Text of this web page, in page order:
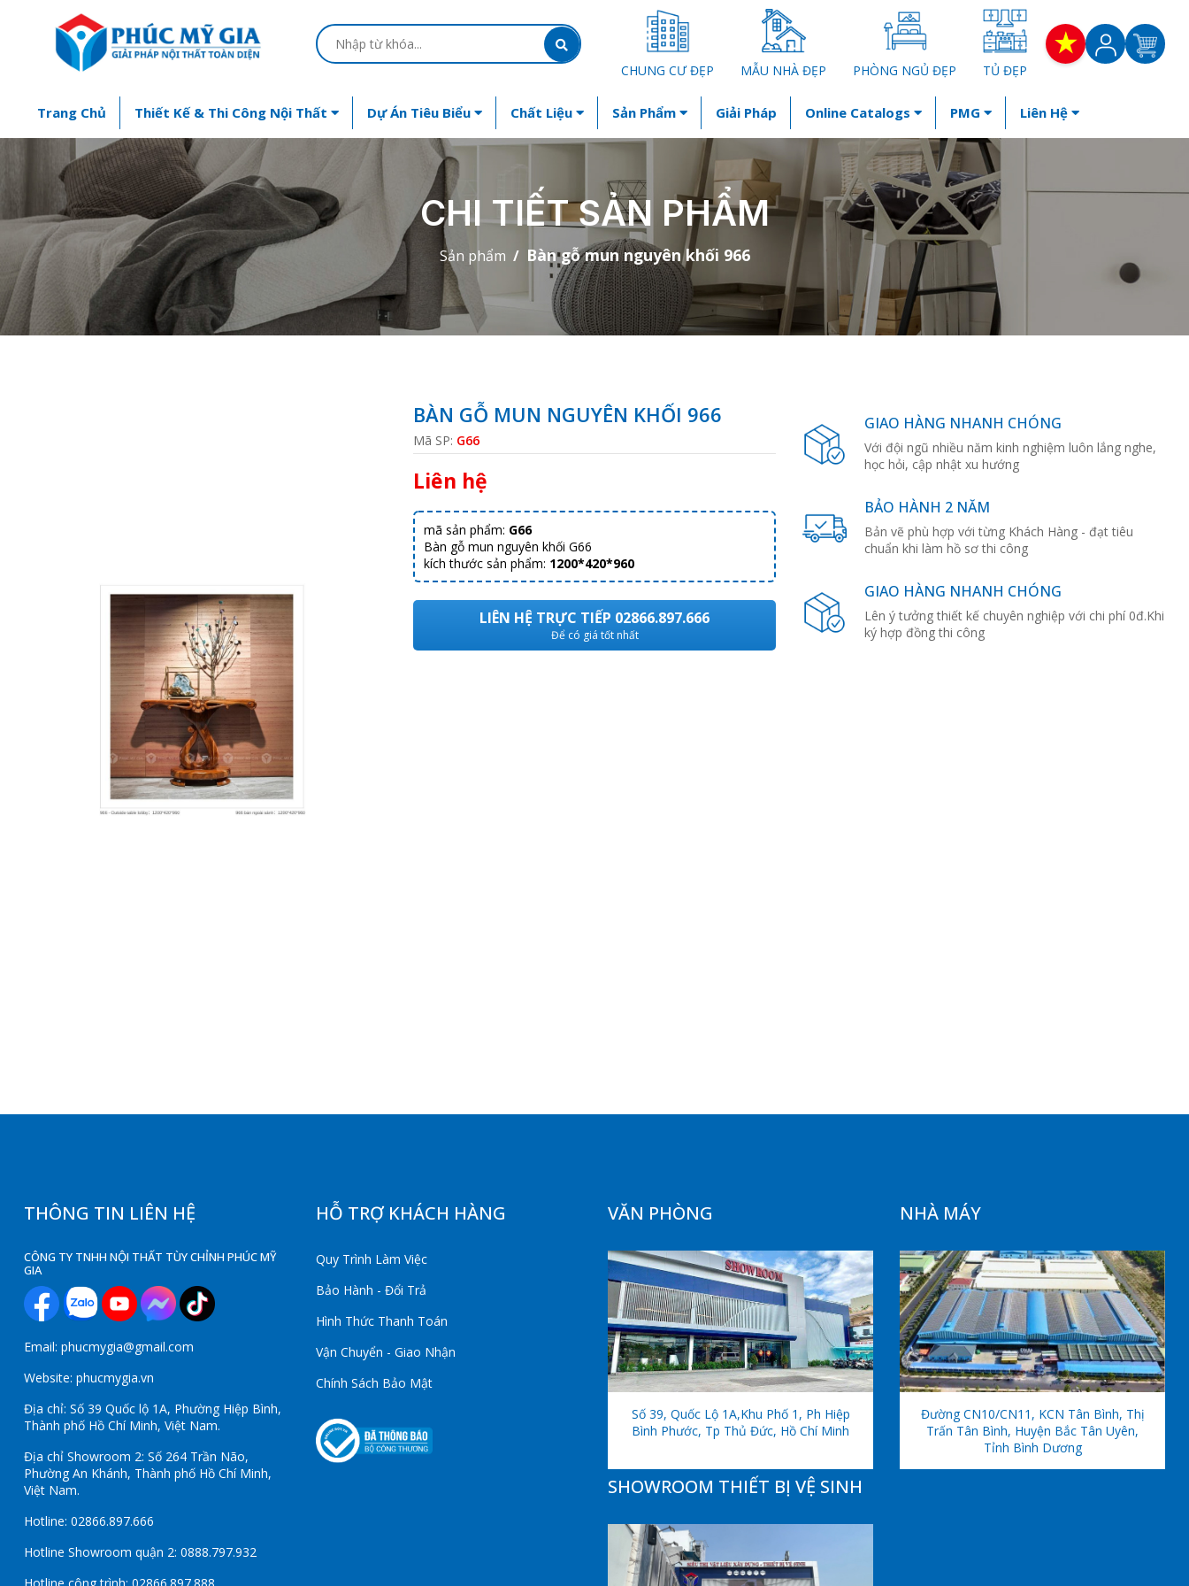
CHUNG CƯ ĐẸP MẪU NHÀ ĐẸP PHÒNG NGỦ ĐẸP TỦ ĐẸP
Trang Chủ Thiết Kế & Thi Công Nội Thất Dự Án Tiêu Biểu Chất Liệu Sản Phẩm Giải Pháp Online Catalogs PMG Liên Hệ
CHI TIẾT SẢN PHẨM
Sản phẩm Bàn gỗ mun nguyên khối 966
BÀN GỖ MUN NGUYÊN KHỐI 966
Mã SP: G66
Liên hệ
mã sản phẩm: G66
Bàn gỗ mun nguyên khối G66
kích thước sản phẩm: 1200*420*960
LIÊN HỆ TRỰC TIẾP 02866.897.666
Để có giá tốt nhất
GIAO HÀNG NHANH CHÓNG
Với đội ngũ nhiều năm kinh nghiệm luôn lắng nghe,
học hỏi, cập nhật xu hướng
BẢO HÀNH 2 NĂM
Bản vẽ phù hợp với từng Khách Hàng - đạt tiêu
chuẩn khi làm hồ sơ thi công
GIAO HÀNG NHANH CHÓNG
Lên ý tưởng thiết kế chuyên nghiệp với chi phí 0đ.Khi
ký hợp đồng thi công
THÔNG TIN LIÊN HỆ
CÔNG TY TNHH NỘI THẤT TÙY CHỈNH PHÚC MỸ
GIA
Email: phucmygia@gmail.com
Website: phucmygia.vn
Địa chỉ: Số 39 Quốc lộ 1A, Phường Hiệp Bình,
Thành phố Hồ Chí Minh, Việt Nam.
Địa chỉ Showroom 2: Số 264 Trần Não,
Phường An Khánh, Thành phố Hồ Chí Minh,
Việt Nam.
Hotline: 02866.897.666
Hotline Showroom quận 2: 0888.797.932
HỖ TRỢ KHÁCH HÀNG
Quy Trình Làm Việc
Bảo Hành - Đổi Trả
Hình Thức Thanh Toán
Vận Chuyển - Giao Nhận
Chính Sách Bảo Mật
VĂN PHÒNG
Số 39, Quốc Lộ 1A,khu Phố 1, Ph Hiệp
Bình Phước, Tp Thủ Đức, Hồ Chí Minh
NHÀ MÁY
Đường CN10/CN11, KCN Tân Bình, Thị
Trấn Tân Bình, Huyện Bắc Tân Uyên,
Tỉnh Bình Dương
SHOWROOM THIẾT BỊ VỆ SINH